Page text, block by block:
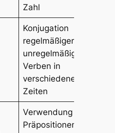
Zahl
Konjugation
regelmäßiger und
unregelmäßiger
Verben in
verschiedenen
Zeiten
Verwendung von
Präpositionen